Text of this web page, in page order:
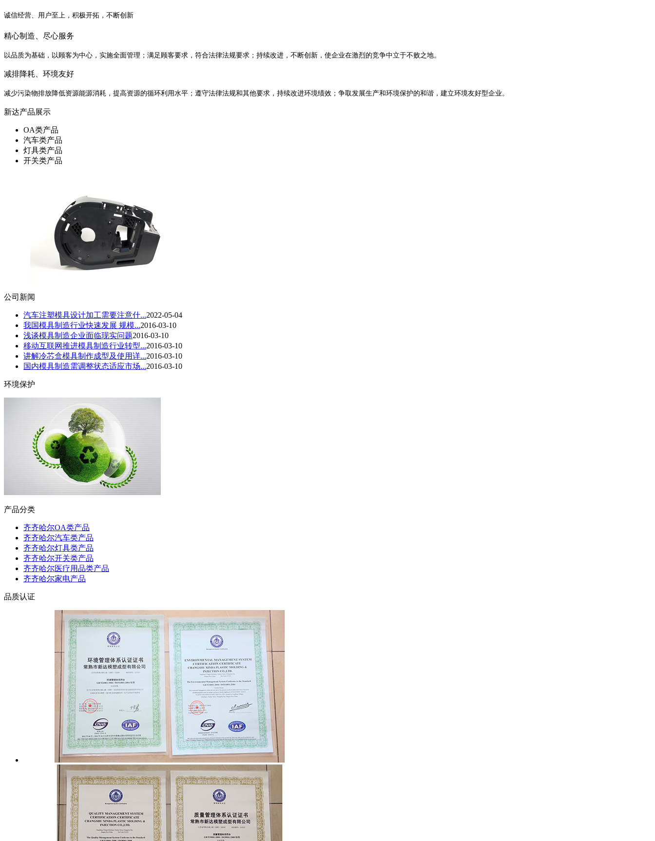
诚信经营、用户至上，积极开拓，不断创新
精心制造、尽心服务
以品质为基础，以顾客为中心，实施全面管理；满足顾客要求，符合法律法规要求；持续改进，不断创新，使企业在激烈的竞争中立于不败之地。
减排降耗、环境友好
减少污染物排放降低资源能源消耗，提高资源的循环利用水平；遵守法律法规和其他要求，持续改进环境绩效；争取发展生产和环境保护的和谐，建立环境友好型企业。
新达产品展示
OA类产品
汽车类产品
灯具类产品
开关类产品
公司新闻
汽车注塑模具设计加工需要注意什...2022-05-04
我国模具制造行业快速发展 规模...2016-03-10
浅谈模具制造企业面临现实问题2016-03-10
移动互联网推进模具制造行业转型...2016-03-10
讲解冷芯盒模具制作成型及使用详...2016-03-10
国内模具制造需调整状态适应市场...2016-03-10
环境保护
产品分类
齐齐哈尔OA类产品
齐齐哈尔汽车类产品
齐齐哈尔灯具类产品
齐齐哈尔开关类产品
齐齐哈尔医疗用品类产品
齐齐哈尔家电产品
品质认证